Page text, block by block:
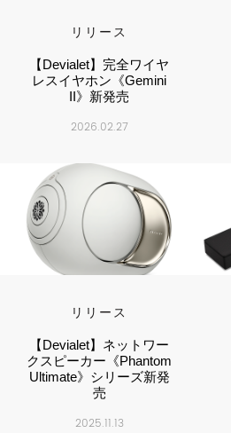
リリース
【Devialet】完全ワイヤ
レスイヤホン《Gemini
II》新発売
2026.02.27
リリース
【Devialet】ネットワー
クスピーカー《Phantom
Ultimate》シリーズ新発
売
2025.11.13